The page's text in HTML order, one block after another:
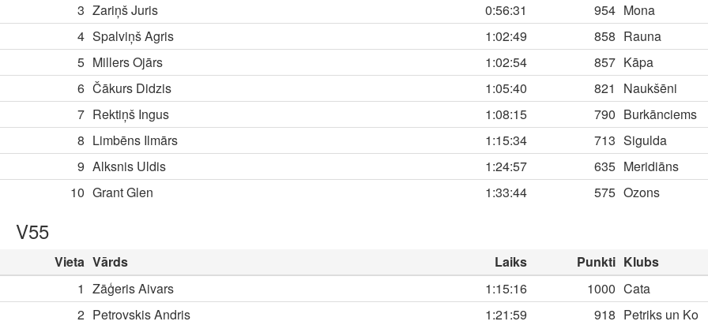
3 Zariņš Juris 0:56:31 954 Mona
4 Spalviņš Agris 1:02:49 858 Rauna
5 Millers Ojārs 1:02:54 857 Kāpa
6 Čākurs Didzis 1:05:40 821
Naukšēni
7 Rektiņš Ingus 1:08:15 790 Burkānciems
8 Limbēns Ilmārs 1:15:34 713 Sigulda
9 Alksnis Uldis 1:24:57 635 Meridiāns
10 Grant Glen 1:33:44 575 Ozons
V55
Vieta Vārds Laiks Punkti Klubs
1 Zāģeris Aivars 1:15:16 1000 Cata
2 Petrovskis Andris 1:21:59 918 Petriks un Ko